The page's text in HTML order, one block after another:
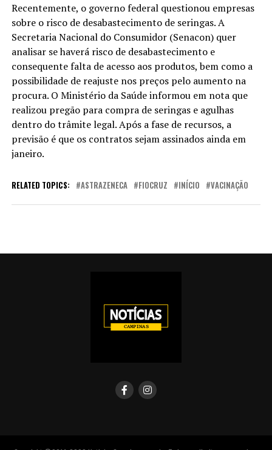
Recentemente, o governo federal questionou empresas
sobre o risco de desabastecimento de seringas. A
Secretaria Nacional do Consumidor (Senacon) quer
analisar se haverá risco de desabastecimento e
consequente falta de acesso aos produtos, bem como a
possibilidade de reajuste nos preços pelo aumento na
procura. O Ministério da Saúde informou em nota que
realizou pregão para compra de seringas e agulhas
dentro do trâmite legal. Após a fase de recursos, a
previsão é que os contratos sejam assinados ainda em
janeiro.
RELATED TOPICS: ASTRAZENECA FIOCRUZ INÍCIO VACINAÇÃO